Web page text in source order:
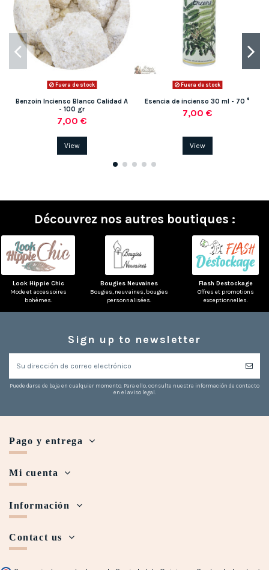
(1 nota)
Fuera de stock
Benzoin Incienso Blanco Calidad A
- 100 gr
7,00 €
View
Fuera de stock
Esencia de incienso 30 ml - 70 °
7,00 €
View
Découvrez nos autres boutiques :
Look Hippie Chic
Mode et accessoires
bohèmes.
Bougies Neuvaines
Bougies, neuvaines, bougies
personnalisées.
Flash Destockage
Offres et promotions
exceptionnelles.
Sign up to newsletter
Puede darse de baja en cualquier momento. Para ello, consulte nuestra información de contacto
en el aviso legal.
Pago y entrega
Mi cuenta
Información
Contact us